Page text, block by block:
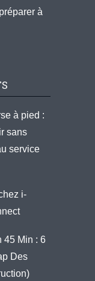
à
à pied :
sans
service
i-
45 Min : 6
Des